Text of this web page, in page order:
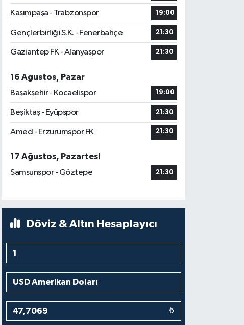
Kasımpaşa - Trabzonspor 19:00
Gençlerbirliği S.K. - Fenerbahçe 21:30
Gaziantep FK - Alanyaspor 21:30
16 Ağustos, Pazar
Başakşehir - Kocaelispor
19:00
Beşiktaş - Eyüpspor 21:30
Amed - Erzurumspor FK 21:30
17 Ağustos, Pazartesi
Samsunspor - Göztepe
21:30
Döviz & Altın Hesaplayıcı
₺